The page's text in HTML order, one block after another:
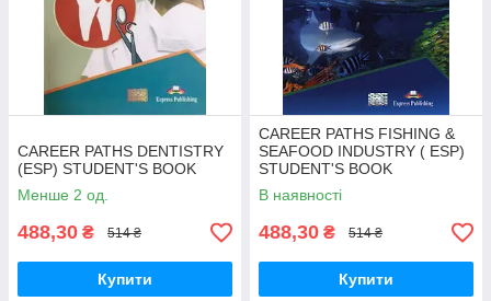
CAREER PATHS DENTISTRY
(ESP) STUDENT'S BOOK
Менше 2 од.
488,30 ₴ 514 ₴
Купити
CAREER PATHS FISHING &
SEAFOOD INDUSTRY ( ESP)
STUDENT'S BOOK
В наявності
488,30 ₴ 514 ₴
Купити